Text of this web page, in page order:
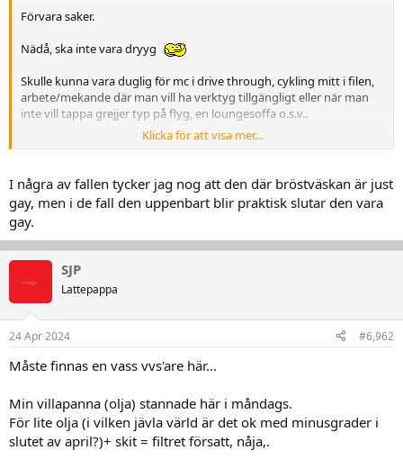
Förvara saker.
Nädå, ska inte vara dryyg
Skulle kunna vara duglig för mc i drive through, cykling mitt i filen,
arbete/mekande där man vill ha verktyg tillgängligt eller när man
inte vill tappa grejjer typ på flyg, en loungesoffa o.s.v..
Vi har alla ett dom.. förmodligen steg ett i trans-det förvandlingen.
eller
Klicka för att visa mer...
I några av fallen tycker jag nog att den där bröstväskan är just
gay, men i de fall den uppenbart blir praktisk slutar den vara
gay.
SJP
Lattepappa
24 Apr 2024 #6,962
Måste finnas en vass vvs'are här...
Min villapanna (olja) stannade här i måndags.
För lite olja (i vilken jävla värld är det ok med minusgrader i
slutet av april?)+ skit = filtret försatt, nåja,.